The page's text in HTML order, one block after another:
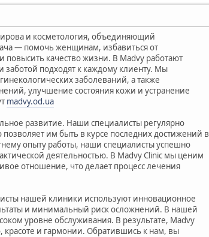
и косметология, объединяющий
— помочь женщинам, избавиться от
повысить качество жизни. В Madvy работают
подходят к каждому клиенту. Мы
заболеваний, а также
улучшение состояния кожи и устранение
madvy.od.ua
развитие. Наши специалисты регулярно
им быть в курсе последних достижений в
опыту работы, наши специалисты успешно
деятельностью. В Madvy Clinic мы ценим
отношение, что делает процесс лечения
нашей клиники используют инновационное
и минимальный риск осложнений. В нашей
уровне обслуживания. В результате, Madvy
красоте и гармонии. Обратившись к нам, вы